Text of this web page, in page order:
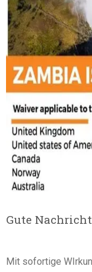
Gute
Mit sofortige